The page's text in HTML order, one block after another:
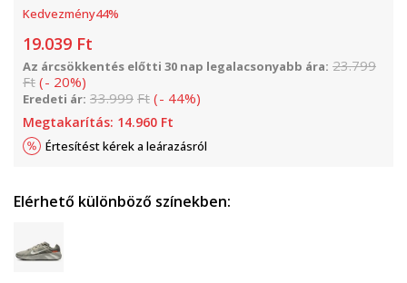
Kedvezmény44%
19.039 Ft
Az árcsökkentés előtti 30 nap legalacsonyabb ára: 23.799
Ft (- 20%)
Eredeti ár: 33.999 Ft (- 44%)
Megtakarítás: 14.960 Ft
Értesítést kérek a leárazásról
Elérhető különböző színekben: